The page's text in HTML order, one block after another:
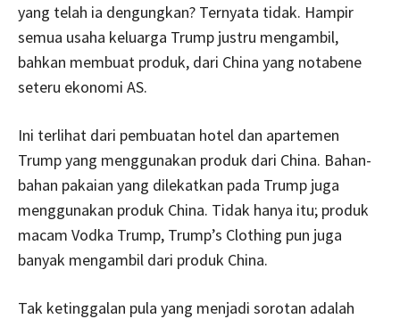
yang telah ia dengungkan? Ternyata tidak. Hampir
semua usaha keluarga Trump justru mengambil,
bahkan membuat produk, dari China yang notabene
seteru ekonomi AS.
Ini terlihat dari pembuatan hotel dan apartemen
Trump yang menggunakan produk dari China. Bahan-
bahan pakaian yang dilekatkan pada Trump juga
menggunakan produk China. Tidak hanya itu; produk
macam Vodka Trump, Trump’s Clothing pun juga
banyak mengambil dari produk China.
Tak ketinggalan pula yang menjadi sorotan adalah